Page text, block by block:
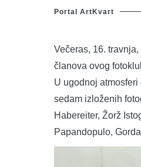
Portal ArtKvart
Večeras, 16.
članova ovog
U ugodnoj
sedam izloženih
Habereiter, Žorž
Papandopulo,